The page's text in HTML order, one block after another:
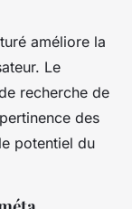
améliore la
Le
recherche de
des
potentiel du